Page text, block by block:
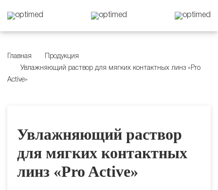
Главная
Продукция
Увлажняющий раствор для мягких контактных линз «Pro
Active»
Увлажняющий раствор
для мягких контактных
линз «Pro Active»